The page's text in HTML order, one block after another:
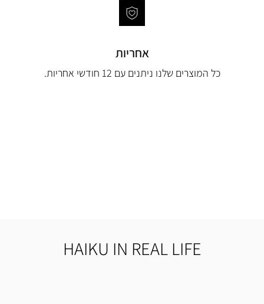
אחריות
כל המוצרים שלנו ניתנים עם 12 חודשי אחריות.
HAIKU IN REAL LIFE